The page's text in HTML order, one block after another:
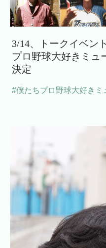
3/14、トークイベン
プロ野球大好きミュ
決定
#僕たちプロ野球大好きミ